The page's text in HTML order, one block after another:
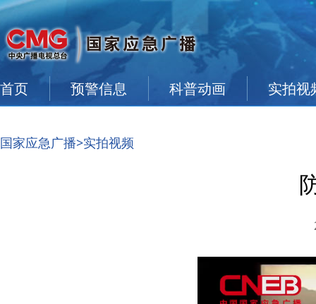
首页 预警信息 科普动画 实拍视
国家应急广播>实拍视频